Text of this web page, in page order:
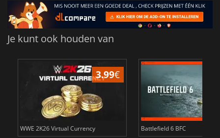
Je kunt ook houden van
3.99€
WWE 2K26 Virtual Currency Battlefield 6 BFC